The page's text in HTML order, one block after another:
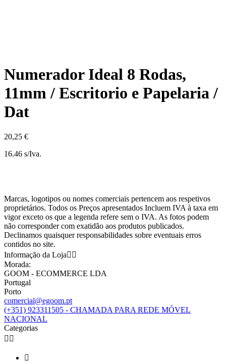
Numerador Ideal 8 Rodas,
11mm / Escritorio e Papelaria /
Dat
20,25 €
16.46 s/Iva.
Marcas, logotipos ou nomes comerciais pertencem aos respetivos
proprietários. Todos os Preços apresentados Incluem IVA à taxa em
vigor exceto os que a legenda refere sem o IVA. As fotos podem
não corresponder com exatidão aos produtos publicados.
Declinamos quaisquer responsabilidades sobre eventuais erros
contidos no site.
Informação da Loja 
Morada:
GOOM - ECOMMERCE LDA
Portugal
Porto
comercial@egoom.pt
(+351) 923311505 - CHAMADA PARA REDE MÓVEL
NACIONAL
Categorias
 
